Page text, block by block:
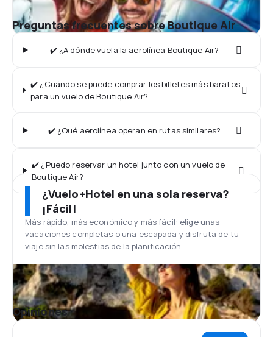
Preguntas frecuentes sobre Boutique Air
✔️ ¿A dónde vuela la aerolínea Boutique Air?
✔️ ¿Cuándo se puede comprar los billetes más baratos
para un vuelo de Boutique Air?
✔️ ¿Qué aerolínea operan en rutas similares?
✔️ ¿Puedo reservar un hotel junto con un vuelo de
Boutique Air?
¿Vuelo+Hotel en una sola reserva?
¡Fácil!
Más rápido, más económico y más fácil: elige unas
vacaciones completas o una escapada y disfruta de tu
viaje sin las molestias de la planificación.
Opiniones